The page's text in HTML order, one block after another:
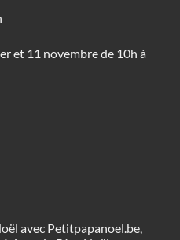
et 11 novembre de 10h à
avec Petitpapanoel.be,